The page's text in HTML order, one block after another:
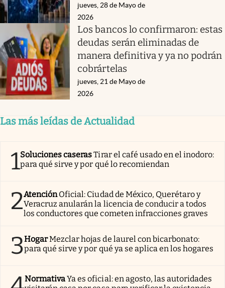
jueves, 28 de Mayo de
2026
Los bancos lo confirmaron: estas
deudas serán eliminadas de
manera definitiva y ya no podrán
cobrártelas
jueves, 21 de Mayo de
2026
Las más leídas de Actualidad
1Soluciones caserasTirar el café usado en el inodoro:
para qué sirve y por qué lo recomiendan
2AtenciónOficial: Ciudad de México, Querétaro y
Veracruz anularán la licencia de conducir a todos
los conductores que cometen infracciones graves
3HogarMezclar hojas de laurel con bicarbonato:
para qué sirve y por qué ya se aplica en los hogares
NormativaYa es oficial: en agosto, las autoridades